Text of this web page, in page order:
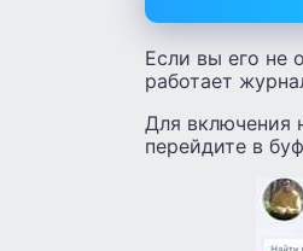
Если вы его не
работает
Для включения
перейдите в